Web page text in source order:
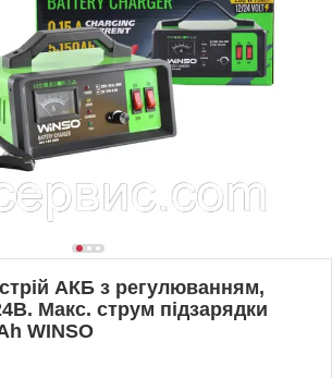
АКБ з регулюванням,
Макс. cтрум підзарядки
WINSO